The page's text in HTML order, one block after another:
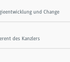
und Change
des Kanzlers